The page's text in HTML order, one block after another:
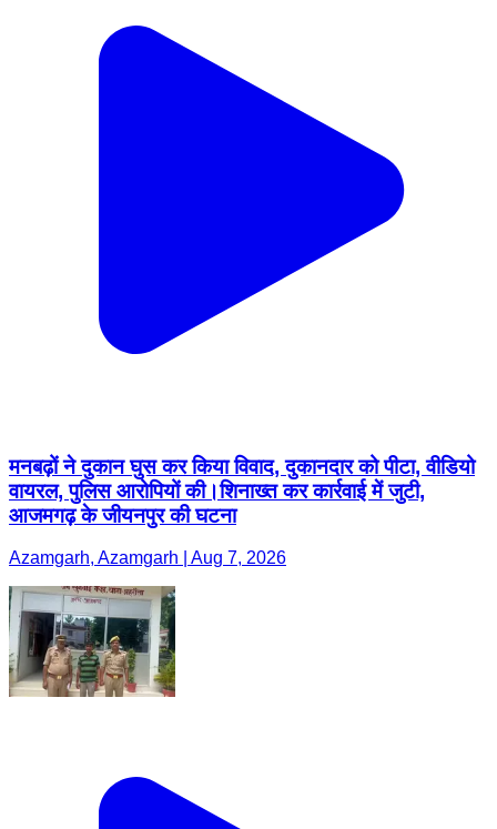
मनबढ़ों ने दुकान घुस कर किया विवाद, दुकानदार को पीटा, वीडियो
वायरल, पुलिस आरोपियों की।शिनाख्त कर कार्रवाई में जुटी,
आजमगढ़ के जीयनपुर की घटना
Azamgarh, Azamgarh | Aug 7, 2026